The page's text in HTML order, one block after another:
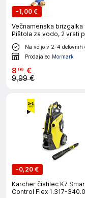
-1,00 €
Večnamenska brizgalka
Pištola za vodo, 2 vrsti
| WATER JET
Na voljo v 2-4 delovnih
Prodajalec Mormark
8 99 €
9,99 €
-0,20 €
Karcher čistilec K7
Control Flex 1.317-340.0